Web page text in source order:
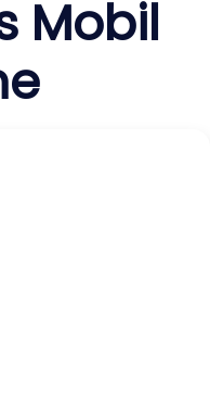
Mobil